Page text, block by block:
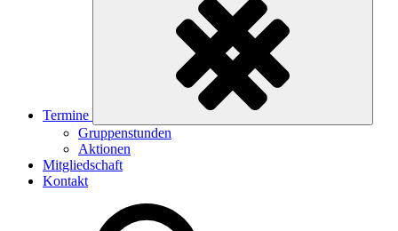
Termine
Untermenü
Gruppenstunden
Aktionen
Mitgliedschaft
Kontakt